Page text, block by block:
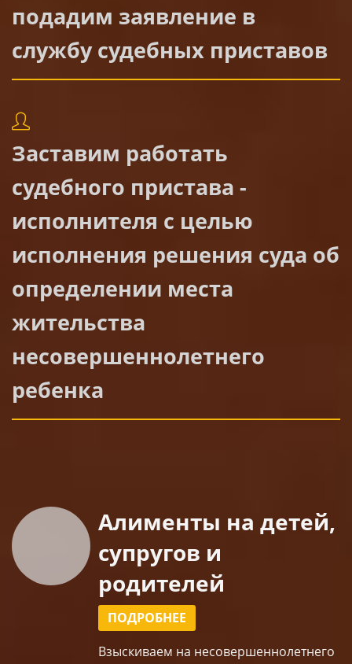
подадим заявление в
службу судебных приставов
Заставим работать
судебного пристава -
исполнителя с целью
исполнения решения суда об
определении места
жительства
несовершеннолетнего
ребенка
Алименты на детей,
супругов и
родителей
ПОДРОБНЕЕ
Взыскиваем на несовершеннолетнего